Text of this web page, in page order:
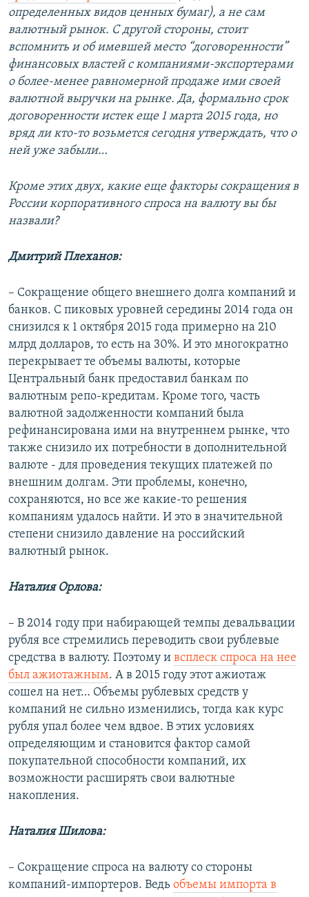
определенных видов ценных бумаг), а не сам
валютный рынок. С другой стороны, стоит
вспомнить и об имевшей место “договоренности”
финансовых властей с компаниями-экспортерами
о более-менее равномерной продаже ими своей
валютной выручки на рынке. Да, формально срок
договоренности истек еще 1 марта 2015 года, но
вряд ли кто-то возьмется сегодня утверждать, что о
ней уже забыли…
Кроме этих двух, какие еще факторы сокращения в
России корпоративного спроса на валюту вы бы
назвали?
Дмитрий Плеханов:
– Сокращение общего внешнего долга компаний и
банков. С пиковых уровней середины 2014 года он
снизился к 1 октября 2015 года примерно на 210
млрд долларов, то есть на 30%. И это многократно
перекрывает те объемы валюты, которые
Центральный банк предоставил банкам по
валютным репо-кредитам. Кроме того, часть
валютной задолженности компаний была
рефинансирована ими на внутреннем рынке, что
также снизило их потребности в дополнительной
валюте - для проведения текущих платежей по
внешним долгам. Эти проблемы, конечно,
сохраняются, но все же какие-то решения
компаниям удалось найти. И это в значительной
степени снизило давление на российский
валютный рынок.
Наталия Орлова:
– В 2014 году при набирающей темпы девальвации
рубля все стремились переводить свои рублевые
средства в валюту. Поэтому и всплеск спроса на нее
был ажиотажным. А в 2015 году этот ажиотаж
сошел на нет… Объемы рублевых средств у
компаний не сильно изменились, тогда как курс
рубля упал более чем вдвое. В этих условиях
определяющим и становится фактор самой
покупательной способности компаний, их
возможности расширять свои валютные
накопления.
Наталия Шилова:
– Сокращение спроса на валюту со стороны
компаний-импортеров. Ведь объемы импорта в